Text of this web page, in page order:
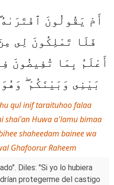
أَمْ يَقُولُونَ
فَلَا تَمْلِكُونَ لِى
أَعْلَمُ بِمَا تُفِيضُونَ
بَيْنِى وَبَيْنَكُمْ
qul inif taraituhoo falaa
shai'an Huwa a'lamu bimaa
shaheedam bainee wa
Ghafoorur Raheem
Diles: "Si yo lo hubiera
protegerme del castigo